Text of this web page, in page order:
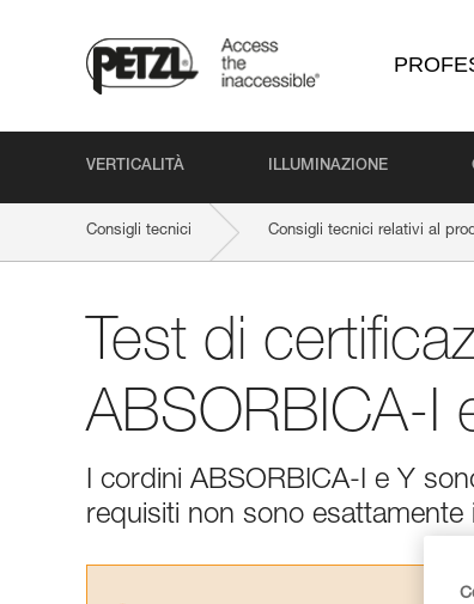
VERTICALITÀ ILLUMINAZIONE
Consigli tecnici Consigli tecnici relativi al
Test di
ABSORBICA-I
I cordini ABSORBICA-I e Y
requisiti non sono esattamente